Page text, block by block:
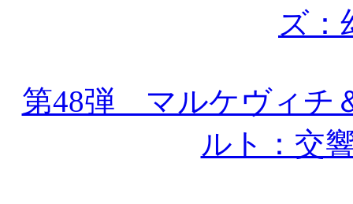
ズ：
第48弾 マルケヴィチ
ルト：交